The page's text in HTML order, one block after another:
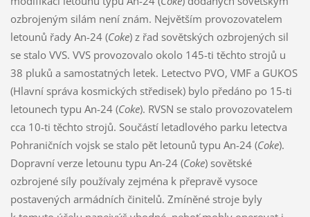
ozbrojeným silám není znám. Největším provozovatelem
letounů řady An-24 (Coke) z řad sovětských ozbrojených sil
se stalo VVS. VVS provozovalo okolo 145-ti těchto strojů u
38 pluků a samostatných letek. Letectvo PVO, VMF a GUKOS
(Hlavní správa kosmických středisek) bylo předáno po 15-ti
letounech typu An-24 (Coke). RVSN se stalo provozovatelem
cca 10-ti těchto strojů. Součástí letadlového parku letectva
Pohraničních vojsk se stalo pět letounů typu An-24 (Coke).
Dopravní verze letounu typu An-24 (Coke) sovětské
ozbrojené síly používaly zejména k přepravě vysoce
postavených armádních činitelů. Zmíněné stroje byly